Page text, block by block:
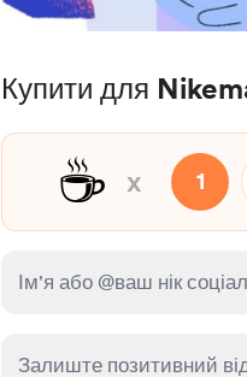
Купити для
☕ x 1